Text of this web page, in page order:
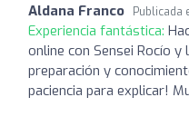
Aldana Franco Publicada
Experiencia fantástica:
online con Sensei Rocío
preparación y
paciencia para explicar!